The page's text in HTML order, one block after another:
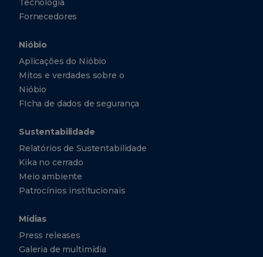
Tecnologia
Fornecedores
Nióbio
Aplicações do Nióbio
Mitos e verdades sobre o
Nióbio
FIcha de dados de segurança
Sustentabilidade
Relatórios de Sustentabilidade
Kika no cerrado
Meio ambiente
Patrocínios institucionais
Mídias
Press releases
Galeria de multimídia